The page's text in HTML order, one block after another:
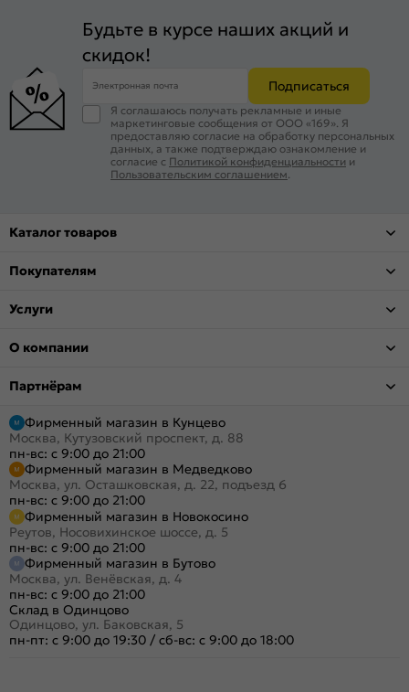
Будьте в курсе наших акций и
скидок!
Электронная почта Подписаться
Я соглашаюсь получать рекламные и иные
маркетинговые сообщения от ООО «169». Я
предоставляю согласие на обработку персональных
данных, а также подтверждаю ознакомление и
согласие с Политикой конфиденциальности и
Пользовательским соглашением
Каталог товаров
Покупателям
Услуги
О компании
Партнёрам
Фирменный магазин в Кунцево
Москва, Кутузовский проспект, д. 88
пн-вс: с 9:00 до 21:00
Фирменный магазин в Медведково
Москва, ул. Осташковская, д. 22, подъезд 6
пн-вс: с 9:00 до 21:00
Фирменный магазин в Новокосино
Реутов, Носовихинское шоссе, д. 5
пн-вс: с 9:00 до 21:00
Фирменный магазин в Бутово
Москва, ул. Венёвская, д. 4
пн-вс: с 9:00 до 21:00
Склад в Одинцово
Одинцово, ул. Баковская, 5
пн-пт: с 9:00 до 19:30 / сб-вс: с 9:00 до 18:00